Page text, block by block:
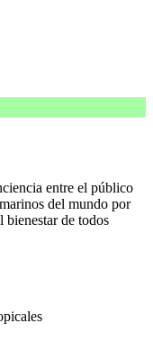
entre el público
del mundo por
bienestar de todos